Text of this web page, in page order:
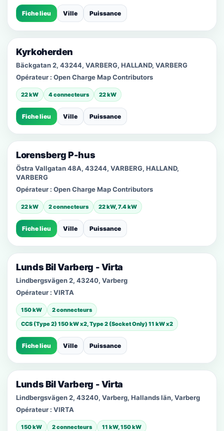
Fiche lieu Ville Puissance
Kyrkoherden
Bäckgatan 2, 43244, VARBERG, HALLAND, VARBERG
Opérateur : Open Charge Map Contributors
22 kW 4 connecteurs 22 kW
Fiche lieu Ville Puissance
Lorensberg P-hus
Östra Vallgatan 48A, 43244, VARBERG, HALLAND,
VARBERG
Opérateur : Open Charge Map Contributors
22 kW 2 connecteurs 22 kW, 7.4 kW
Fiche lieu Ville Puissance
Lunds Bil Varberg - Virta
Lindbergsvägen 2, 43240, Varberg
Opérateur : VIRTA
150 kW
2 connecteurs
CCS (Type 2) 150 kW x2, Type 2 (Socket Only) 11 kW x2
Fiche lieu Ville Puissance
Lunds Bil Varberg - Virta
Lindbergsvägen 2, 43240, Varberg, Hallands län, Varberg
Opérateur : VIRTA
150 kW 2 connecteurs 11 kW, 150 kW